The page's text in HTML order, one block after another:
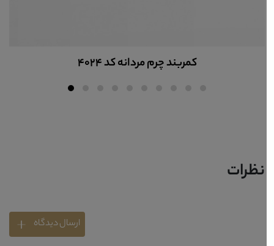
کمربند چرم مردانه کد 4024
نظرات
ارسال دیدگاه